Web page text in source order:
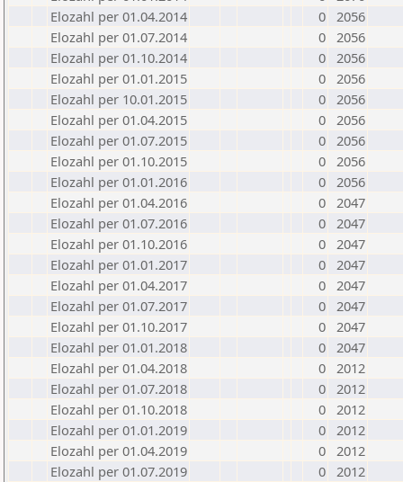
Elozahl per 01.04.2014
0 2056
Elozahl per 01.07.2014
0 2056
Elozahl per 01.10.2014
0 2056
Elozahl per 01.01.2015
0 2056
Elozahl per 10.01.2015
0 2056
Elozahl per 01.04.2015
0 2056
Elozahl per 01.07.2015
0 2056
Elozahl per 01.10.2015
0 2056
Elozahl per 01.01.2016
0 2056
Elozahl per 01.04.2016
0 2047
Elozahl per 01.07.2016
0 2047
Elozahl per 01.10.2016
0 2047
Elozahl per 01.01.2017
0 2047
Elozahl per 01.04.2017
0 2047
Elozahl per 01.07.2017
0 2047
Elozahl per 01.10.2017
0 2047
Elozahl per 01.01.2018
0 2047
Elozahl per 01.04.2018
0 2012
Elozahl per 01.07.2018
0 2012
Elozahl per 01.10.2018
0 2012
Elozahl per 01.01.2019
0 2012
Elozahl per 01.04.2019
0 2012
Elozahl per 01.07.2019
0 2012